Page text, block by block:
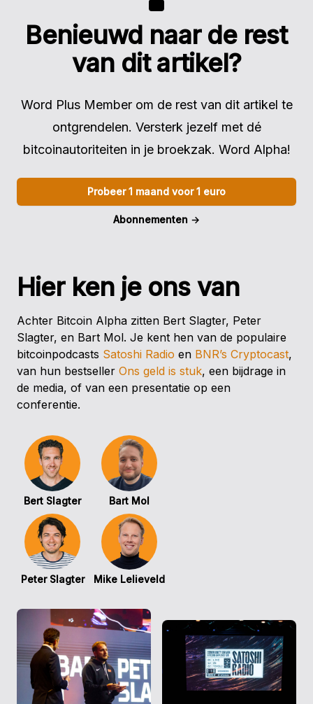
Benieuwd naar de rest
van dit artikel?
Word Plus Member om de rest van dit artikel te
ontgrendelen. Versterk jezelf met dé
bitcoinautoriteiten in je broekzak. Word Alpha!
Probeer 1 maand voor 1 euro
Abonnementen →
Hier ken je ons van
Achter Bitcoin Alpha zitten Bert Slagter, Peter
Slagter, en Bart Mol. Je kent hen van de populaire
bitcoinpodcasts Satoshi Radio en BNR’s Cryptocast,
van hun bestseller Ons geld is stuk, een bijdrage in
de media, of van een presentatie op een
conferentie.
Bert Slagter Bart Mol
Peter Slagter Mike Lelieveld